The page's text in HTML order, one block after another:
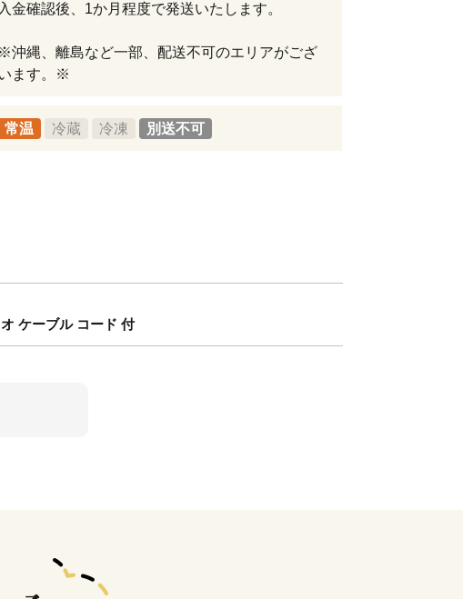
入金確認後、1か月程度で発送いたします。
※沖縄、離島など一部、配送不可のエリアがござ
ます。※
常温 冷蔵 冷凍 別送不可
ケーブル コード 付